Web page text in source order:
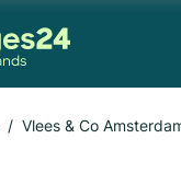
Vlees & Co